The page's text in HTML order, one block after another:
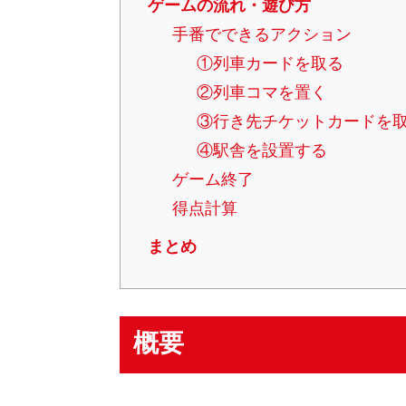
ゲームの流れ・遊び方
手番でできるアクション
①列車カードを取る
②列車コマを置く
③行き先チケットカードを
④駅舎を設置する
ゲーム終了
得点計算
まとめ
概要